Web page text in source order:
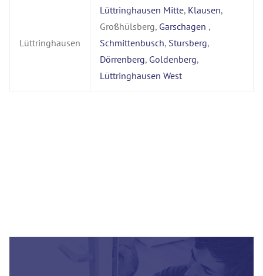
Lüttringhausen
Lüttringhausen Mitte, Klausen,
Großhülsberg, Garschagen ,
Schmittenbusch, Stursberg,
Dörrenberg, Goldenberg,
Lüttringhausen West